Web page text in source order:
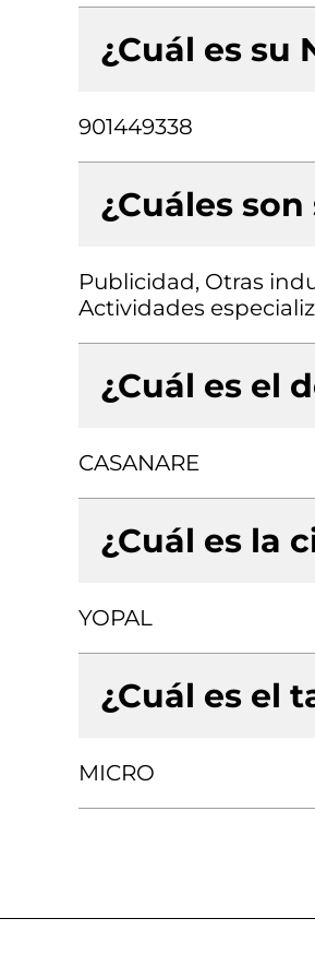
¿Cuál es su
901449338
¿Cuáles
Publicidad, Otras
Actividades
¿Cuál es el
CASANARE
¿Cuál es la
YOPAL
¿Cuál es el
MICRO